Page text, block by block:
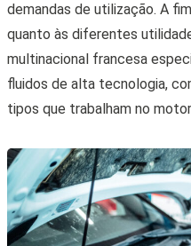
demandas de utilização. A
quanto às diferentes
multinacional francesa
fluidos de alta tecnologia,
tipos que trabalham no